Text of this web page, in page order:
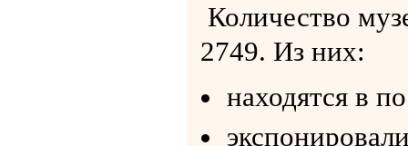
Количество
2749. Из них:
находятся в